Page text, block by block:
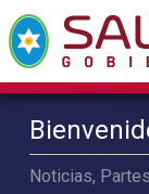
Noticias,